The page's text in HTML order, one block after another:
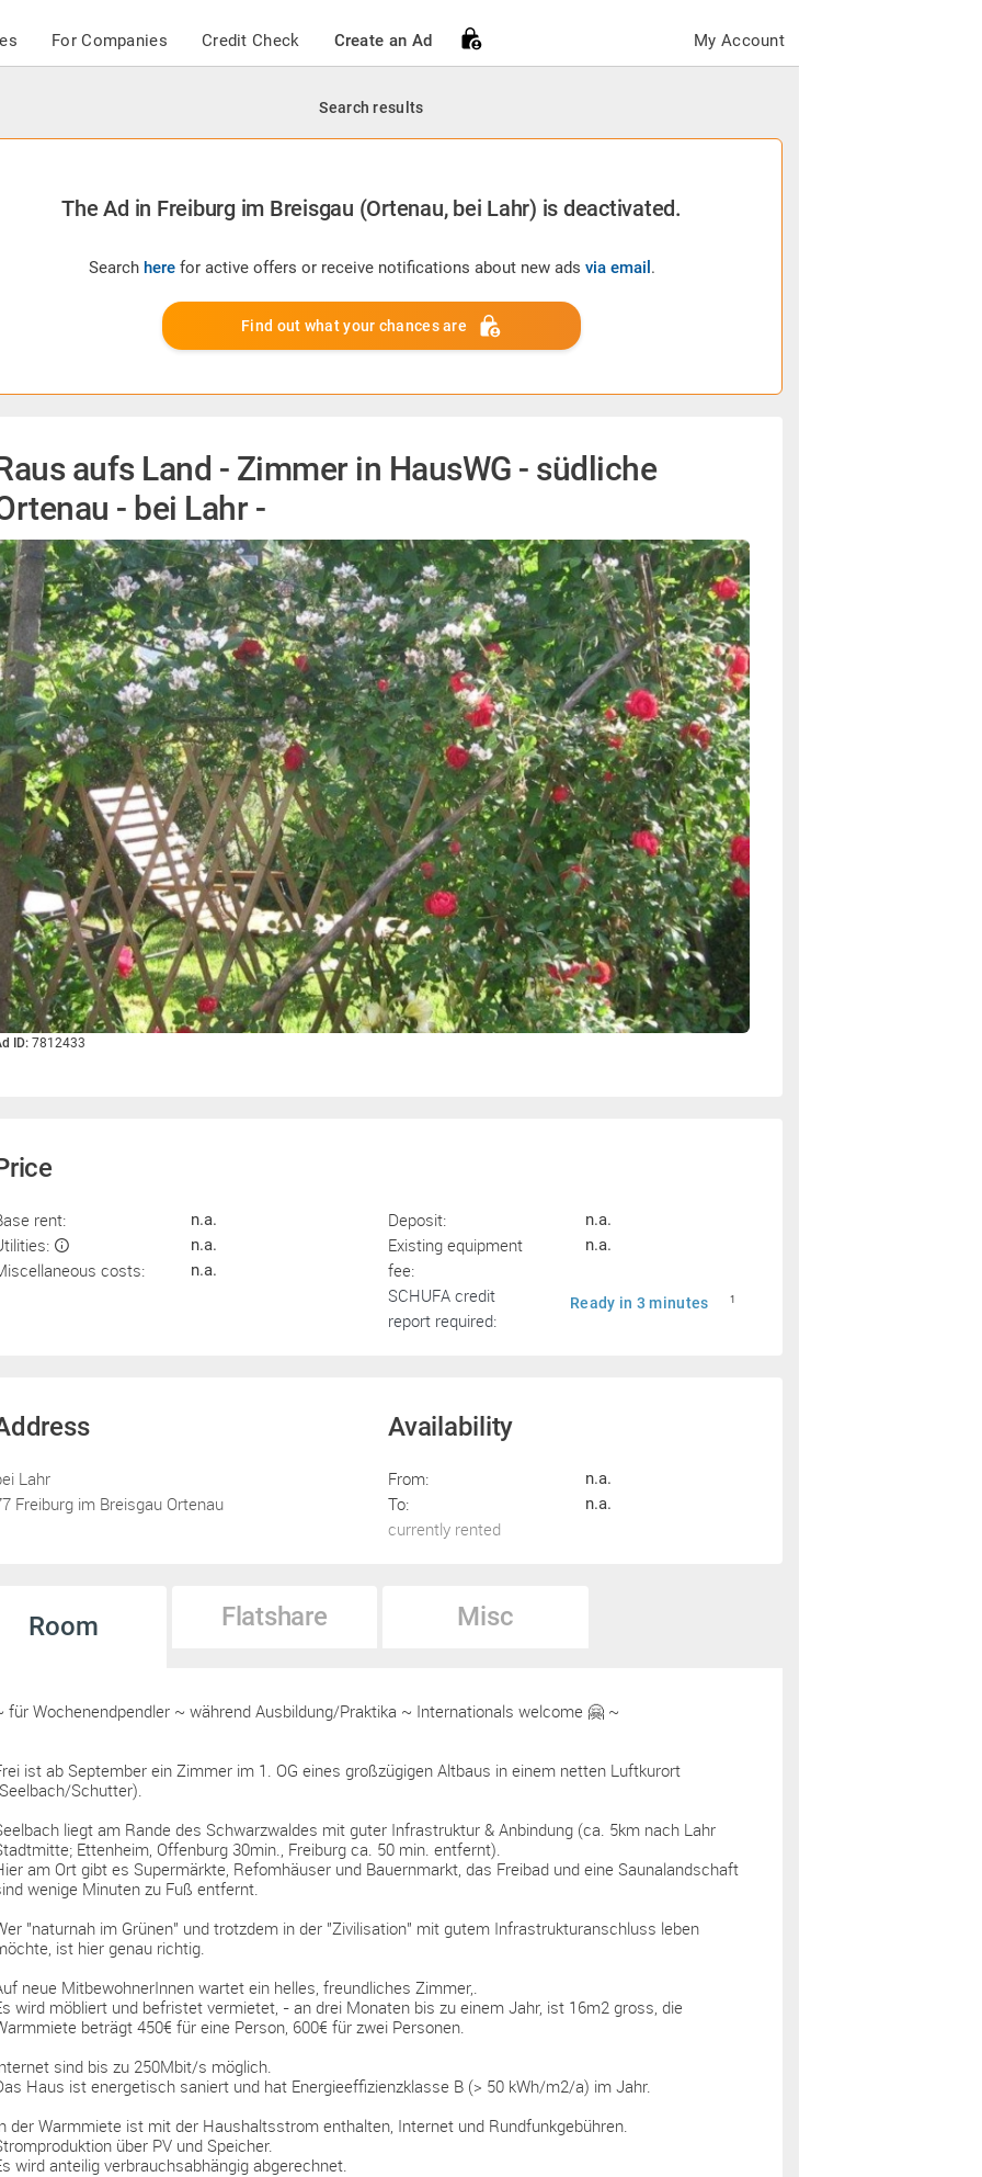
For Companies Credit Check Create an Ad My Account
Search results
The Ad in Freiburg im Breisgau (Ortenau, bei Lahr) is deactivated.
Search herefor active offers or receive notifications about new ads via email .
Find out what your chances are
aufs Land - Zimmer in HausWG - südliche
- bei Lahr -
ID: 7812433
rent: n.a.
n.a.
costs: n.a.
Deposit: n.a.
Existing equipment
fee:
n.a.
SCHUFA credit
report required:
Ready in 3 minutes 1
Lahr
Freiburg im Breisgau Ortenau
Availability
From: n.a.
To: n.a.
currently rented
Room Flatshare Misc
für Wochenendpendler ~ während Ausbildung/Praktika ~ Internationals welcome 🤗 ~
ist ab September ein Zimmer im 1. OG eines großzügigen Altbaus in einem netten Luftkurort
Schutter).
liegt am Rande des Schwarzwaldes mit guter Infrastruktur & Anbindung (ca. 5km nach Lahr
Ettenheim, Offenburg 30min., Freiburg ca. 50 min. entfernt).
am Ort gibt es Supermärkte, Refomhäuser und Bauernmarkt, das Freibad und eine Saunalandschaft
wenige Minuten zu Fuß entfernt.
"naturnah im Grünen" und trotzdem in der "Zivilisation" mit gutem Infrastrukturanschluss leben
ist hier genau richtig.
neue MitbewohnerInnen wartet ein helles, freundliches Zimmer,.
wird möbliert und befristet vermietet, - an drei Monaten bis zu einem Jahr, ist 16m2 gross, die
beträgt 450€ für eine Person, 600€ für zwei Personen.
sind bis zu 250Mbit/s möglich.
Haus ist energetisch saniert und hat Energieeffizienzklasse B (> 50 kWh/m2/a) im Jahr.
der Warmmiete ist mit der Haushaltsstrom enthalten, Internet und Rundfunkgebühren.
über PV und Speicher.
wird anteilig verbrauchsabhängig abgerechnet.